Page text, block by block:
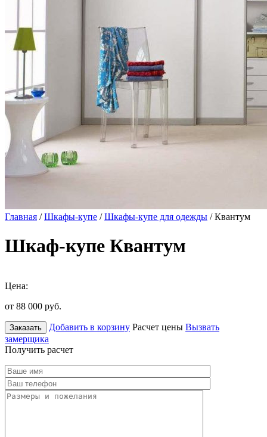
Главная /Шкафы-купе /Шкафы-купе для одежды / Квантум
Шкаф-купе Квантум
Цена:
от 88 000 руб.
Заказать Добавить в корзину Расчет цены Вызвать
замерщика
Получить расчет